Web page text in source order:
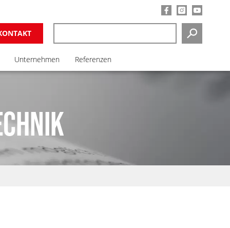
SUCHEN
Unternehmen Referenzen